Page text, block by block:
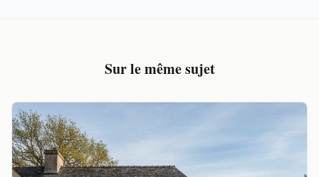
Sur le même sujet